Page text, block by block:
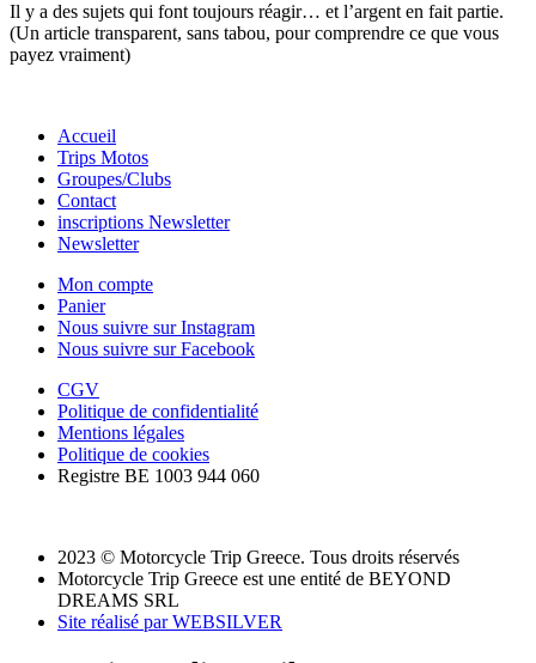
Il y a des sujets qui font toujours réagir… et l’argent en fait partie.
(Un article transparent, sans tabou, pour comprendre ce que vous
payez vraiment)
Accueil
Trips Motos
Groupes/Clubs
Contact
inscriptions Newsletter
Newsletter
Mon compte
Panier
Nous suivre sur Instagram
Nous suivre sur Facebook
CGV
Politique de confidentialité
Mentions légales
Politique de cookies
Registre BE 1003 944 060
2023 © Motorcycle Trip Greece. Tous droits réservés
Motorcycle Trip Greece est une entité de BEYOND
DREAMS SRL
Site réalisé par WEBSILVER